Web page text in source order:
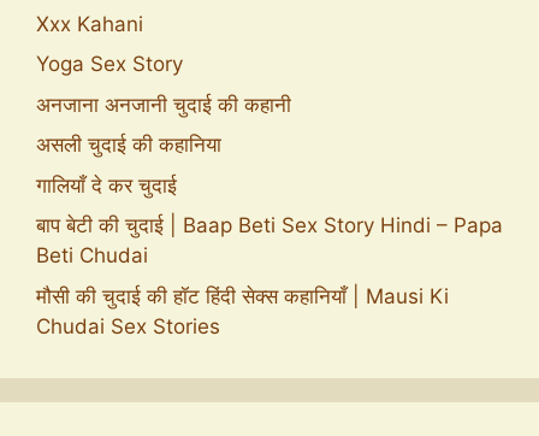
Xxx Kahani
Yoga Sex Story
अनजाना अनजानी चुदाई की कहानी
असली चुदाई की कहानिया
गालियाँ दे कर चुदाई
बाप बेटी की चुदाई | Baap Beti Sex Story Hindi – Papa
Beti Chudai
मौसी की चुदाई की हॉट हिंदी सेक्स कहानियाँ | Mausi Ki
Chudai Sex Stories